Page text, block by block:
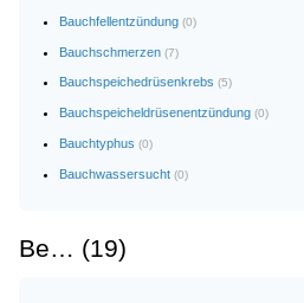
Bauchfellentzündung (0)
Bauchschmerzen (7)
Bauchspeichedrüsenkrebs (5)
Bauchspeicheldrüsenentzündung (0)
Bauchtyphus (0)
Bauchwassersucht (0)
Be… (19)